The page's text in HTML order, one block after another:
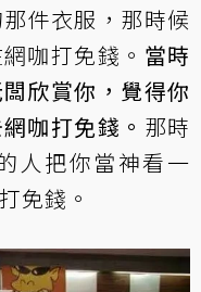
件衣服，那時候
咖打免錢。 當時
欣賞你，覺得你
咖打免錢。 那時
人把你當神看一
免錢。